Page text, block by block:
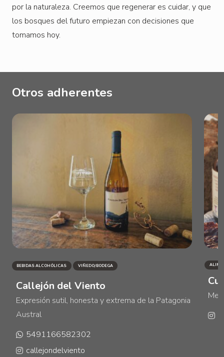
por la naturaleza. Creemos que regenerar es cuidar, y que
los bosques del futuro empiezan con decisiones que
tomamos hoy.
Otros adherentes
BEBIDAS ALCOHÓLICAS VIÑEDO/BODEGA
Callejón del Viento
Expresión sutil, honesta y extrema de la Patagonia
Austral
5491166582302
callejondelviento